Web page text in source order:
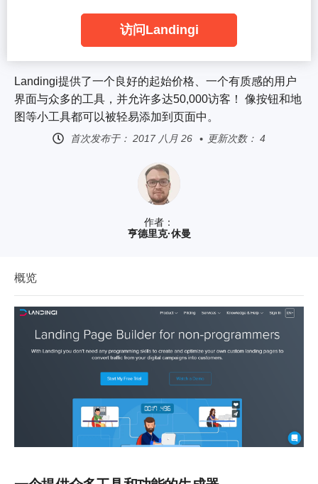
作者：
亨德里克·休曼
Landingi提供了一个良好的起始价格、一个有质感的用户
界面与众多的工具，并允许多达50,000访客！ 像按钮和地
图等小工具都可以被轻易添加到页面中。
首次发布于： 2017 八月 26 更新次数： 4
访问Landingi
概览